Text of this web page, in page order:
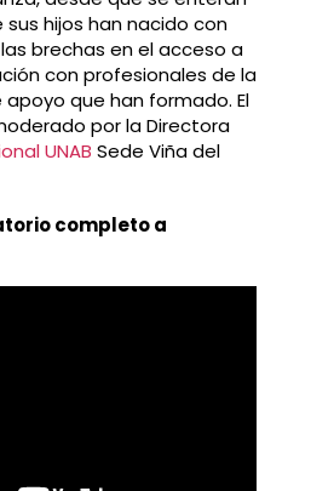
hijos han nacido con
brechas en el acceso a
con profesionales de la
que han formado. El
por la Directora
UNAB Sede Viña del
completo a